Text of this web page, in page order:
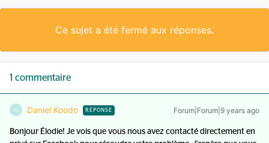
Ce sujet a été fermé aux réponses.
1 commentaire
D Daniel Koodo RÉPONSE Forum|Forum|9 years ago
Bonjour Élodie! Je vois que vous nous avez contacté directement en